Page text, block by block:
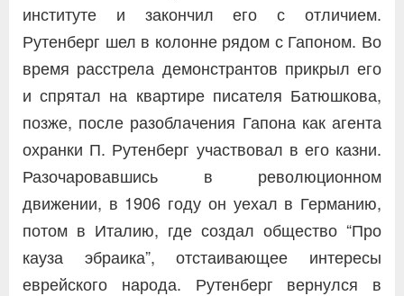
институте и закончил его с отличием.
Рутенберг шел в колонне рядом с Гапоном. Во
время расстрела демонстрантов прикрыл его
и спрятал на квартире писателя Батюшкова,
позже, после разоблачения Гапона как агента
охранки П. Рутенберг участвовал в его казни.
Разочаровавшись в революционном
движении, в 1906 году он уехал в Германию,
потом в Италию, где создал общество “Про
кауза эбраика”, отстаивающее интересы
еврейского народа. Рутенберг вернулся в